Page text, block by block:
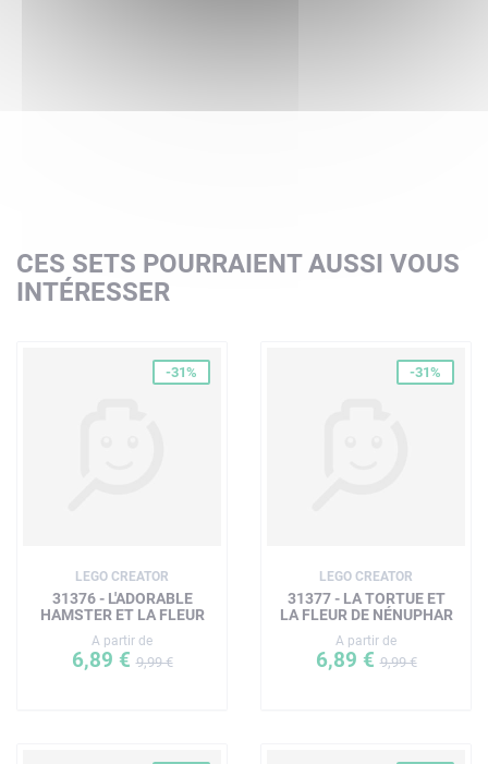
CES SETS POURRAIENT AUSSI VOUS
INTÉRESSER
-31%
LEGO CREATOR
31376 - L'ADORABLE
HAMSTER ET LA FLEUR
A partir de
6,89 €9,99 €
-31%
LEGO CREATOR
31377 - LA TORTUE ET
LA FLEUR DE NÉNUPHAR
A partir de
6,89 €9,99 €